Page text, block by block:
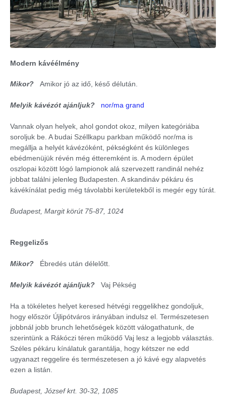
Modern kávéélmény
Mikor? Amikor jó az idő, késő délután.
Melyik kávézót ajánljuk? nor/ma grand
Vannak olyan helyek, ahol gondot okoz, milyen kategóriába
soroljuk be. A budai Széllkapu parkban működő nor/ma is
megállja a helyét kávézóként, pékségként és különleges
ebédmenüjük révén még étteremként is. A modern épület
oszlopai között lógó lampionok alá szervezett randinál nehéz
jobbat találni jelenleg Budapesten. A skandináv pékáru és
kávékínálat pedig még távolabbi kerületekből is megér egy túrát.
Budapest, Margit körút 75-87, 1024
Reggelizős
Mikor? Ébredés után délelőtt.
Melyik kávézót ajánljuk? Vaj Pékség
Ha a tökéletes helyet keresed hétvégi reggelikhez gondoljuk,
hogy először Újlipótváros irányában indulsz el. Természetesen
jobbnál jobb brunch lehetőségek között válogathatunk, de
szerintünk a Rákóczi téren működő Vaj lesz a legjobb választás.
Széles pékáru kínálatuk garantálja, hogy kétszer ne edd
ugyanazt reggelire és természetesen a jó kávé egy alapvetés
ezen a listán.
Budapest, József krt. 30-32, 1085